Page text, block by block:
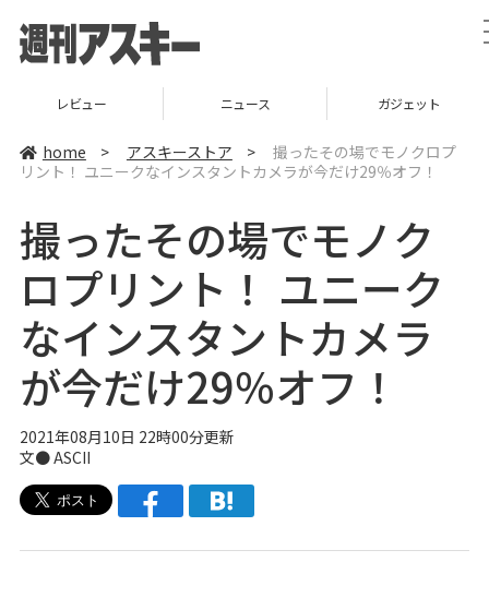
レビュー ニュース ガジェット
home > アスキーストア >
撮ったその場でモノクロプ
リント！ ユニークなインスタントカメラが今だけ29％オフ！
撮ったその場でモノク
ロプリント！ ユニーク
なインスタントカメラ
が今だけ29％オフ！
2021年08月10日 22時00分更新
文● ASCII